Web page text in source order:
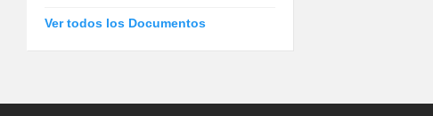
Ver todos los Documentos